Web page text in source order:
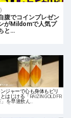
腹でコインプレゼン
がMildomで人気プ
と…
ジャーで心も身体もピリ
はじける「RAIZIN GOLD FR
」を早速飲ん…